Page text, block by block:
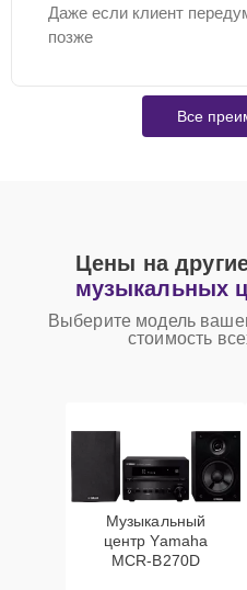
Даже если клиент
позже
Все
Цены на
музыкальных
Выберите модель
стоимость
Музыкальный
центр Yamaha
MCR-B270D